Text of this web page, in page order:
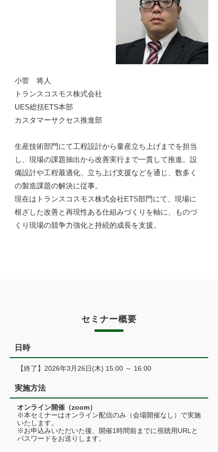
小菅 将人
トランスコスモス株式会社
UES総括ETS本部
カスタマーサクセス推進部
生産技術部門にて工程設計から量産立ち上げまでを担当
し、現場の課題抽出から改善実行まで一貫して推進。設
備設計や工程最適化、立ち上げ支援などを通じ、数多く
の製造課題の解決に従事。
現在はトランスコスモス株式会社ETS部門にて、現場に
根ざした改善と再現性ある仕組みづくりを軸に、ものづ
くり現場の競争力強化と持続的成長を支援。
セミナー概要
日時
【終了】2026年3月26日(木) 15:00 ～ 16:00
実施方法
オンライン開催（zoom）
※本セミナーはオンライン配信のみ（会場開催なし）で実施
いたします。
※お申込みいただいた後、開催1時間前までに視聴用URLと
パスワードをお送りします。